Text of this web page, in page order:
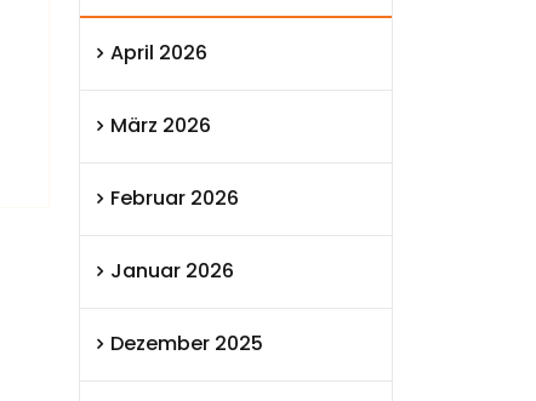
April 2026
März 2026
Februar 2026
Januar 2026
Dezember 2025